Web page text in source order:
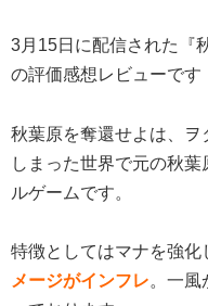
3月15日に配信された『
の評価感想レビューです
秋葉原を奪還せよは、ヲ
しまった世界で元の秋
ルゲームです。
特徴としてはマナを強化
メージがインフレ。一風